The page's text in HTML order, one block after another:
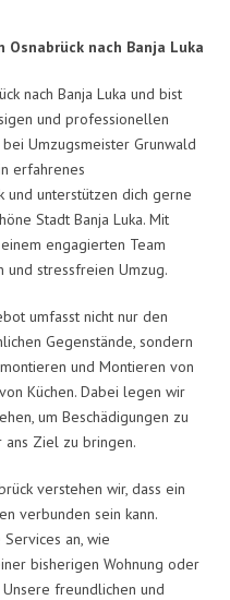
Osnabrück nach Banja Luka
nach Banja Luka und bist
und professionellen
Umzugsmeister Grunwald
erfahrenes
und unterstützen dich gerne
Stadt Banja Luka. Mit
engagierten Team
stressfreien Umzug.
umfasst nicht nur den
Gegenstände, sondern
und Montieren von
Küchen. Dabei legen wir
um Beschädigungen zu
ans Ziel zu bringen.
verstehen wir, dass ein
verbunden sein kann.
an, wie
bisherigen Wohnung oder
freundlichen und